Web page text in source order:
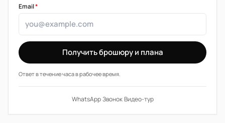
Email*
Получить брошюру и плана
Ответ в течение часа в рабочее время.
WhatsApp·Звонок·Видео-тур